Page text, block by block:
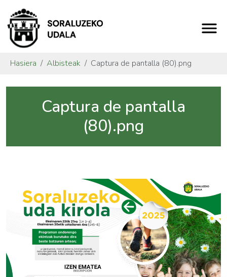
Hasiera Albisteak Captura de pantalla (80).png
Captura de pantalla
(80).png